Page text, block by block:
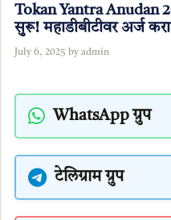
Tokan Yantra Anudan
सुरू! महाडीबीटीवर अर्ज
July 6, 2025 by admin
WhatsApp ग्रुप
टेलिग्राम ग्रुप